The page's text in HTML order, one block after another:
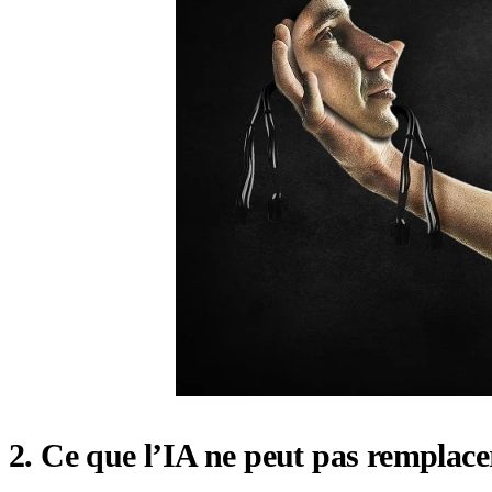
2. Ce que l’IA ne peut pas